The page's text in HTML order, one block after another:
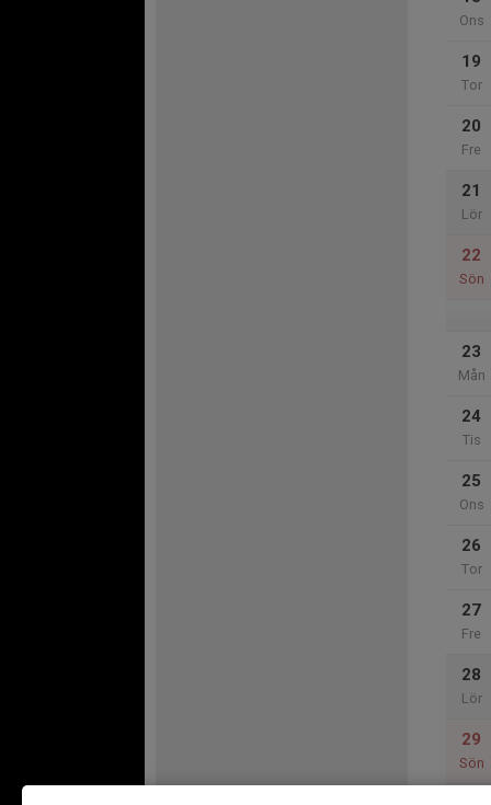
Ons
19
Tor
20
Fre
21
Lör
22
Sön
23
Mån
24
Tis
25
Ons
26
Tor
27
Fre
28
Lör
29
Sön